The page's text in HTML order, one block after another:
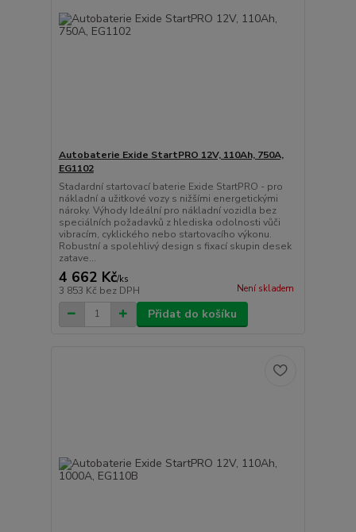
Autobaterie Exide StartPRO 12V, 110Ah, 750A,
EG1102
Stadardní startovací baterie Exide StartPRO - pro
nákladní a užitkové vozy s nižšími energetickými
nároky. Výhody Ideální pro nákladní vozidla bez
speciálních požadavků z hlediska odolnosti vůči
vibracím, cyklického nebo startovacího výkonu.
Robustní a spolehlivý design s fixací skupin desek
zatave...
4 662 Kč/ks
3 853 Kč bez DPH Není skladem
Přidat do košíku